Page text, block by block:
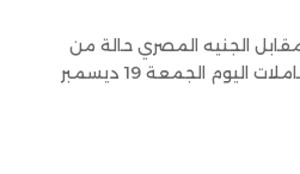
الجنيه المصري حالة من
الاستقرار النسبي في بداية تعاملات اليوم الجمعة 19 ديسمبر